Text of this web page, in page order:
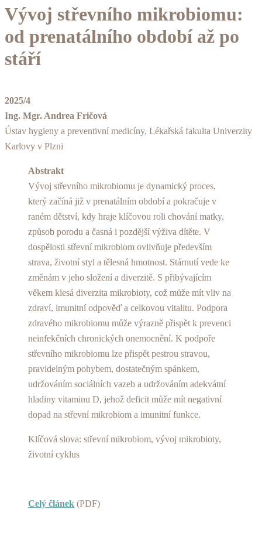
Vývoj střevního mikrobiomu:
od prenatálního období až po
stáří
2025/4
Ing. Mgr. Andrea Fričová
Ústav hygieny a preventivní medicíny, Lékařská fakulta Univerzity
Karlovy v Plzni
Abstrakt
Vývoj střevního mikrobiomu je dynamický proces,
který začíná již v prenatálním období a pokračuje v
raném dětství, kdy hraje klíčovou roli chování matky,
způsob porodu a časná i pozdější výživa dítěte. V
dospělosti střevní mikrobiom ovlivňuje především
strava, životní styl a tělesná hmotnost. Stárnutí vede ke
změnám v jeho složení a diverzitě. S přibývajícím
věkem klesá diverzita mikrobioty, což může mít vliv na
zdraví, imunitní odpověď a celkovou vitalitu. Podpora
zdravého mikrobiomu může výrazně přispět k prevenci
neinfekčních chronických onemocnění. K podpoře
střevního mikrobiomu lze přispět pestrou stravou,
pravidelným pohybem, dostatečným spánkem,
udržováním sociálních vazeb a udržováním adekvátní
hladiny vitaminu D, jehož deficit může mít negativní
dopad na střevní mikrobiom a imunitní funkce.
Klíčová slova: střevní mikrobiom, vývoj mikrobioty,
životní cyklus
Celý článek (PDF)